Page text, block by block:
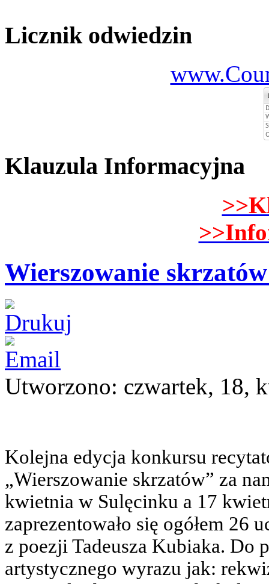
Licznik odwiedzin
Klauzula Informacyjna
Wierszowanie
Utworzono: czwartek, 18,
Kolejna edycja konkursu
„Wierszowanie skrzatów” za
kwietnia w Sulęcinku a 17
zaprezentowało się ogółem
z poezji Tadeusza Kubiaka. Do
artystycznego wyrazu jak: